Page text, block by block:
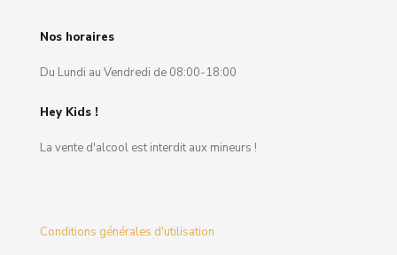
Nos horaires
Du Lundi au Vendredi de 08:00-18:00
Hey Kids !
La vente d'alcool est interdit aux mineurs !
Conditions générales d'utilisation